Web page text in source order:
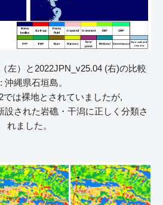
左）と2022JPN_v25.04 (右)の比較
沖縄県石垣島。
では裸地とされていましたが,
設された岩礁・干潟に正しく分類さ
れました。